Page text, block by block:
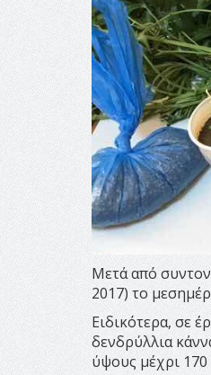
Μετά από
2017) το
Ειδικότερα, σε
δενδρύλλια
ύψους μέχρι